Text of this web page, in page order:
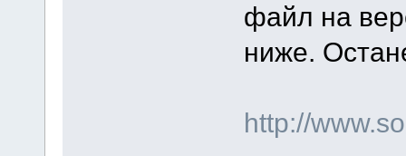
файл на
ниже.
http://